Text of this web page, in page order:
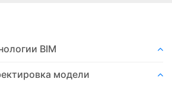
ВIM
модели